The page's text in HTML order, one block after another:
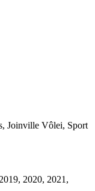
Joinville Vôlei, Sport
2020, 2021,